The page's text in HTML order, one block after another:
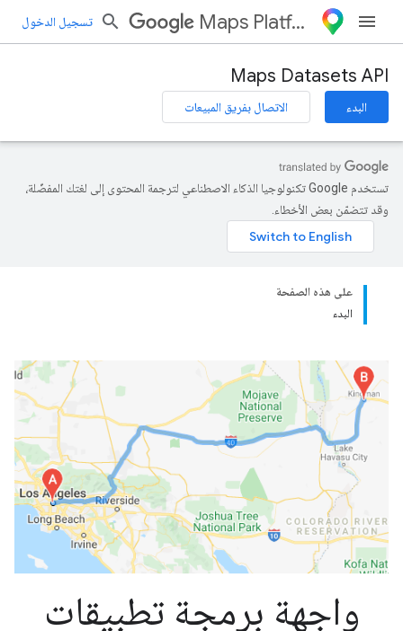
Maps Platform تسجيل الدخول
Maps Datasets API
البدء الاتصال بفريق المبيعات
تستخدم Google تكنولوجيا الذكاء الاصطناعي لترجمة المحتوى إلى لغتك المفضّلة،
وقد تتضمّن بعض الأخطاء.
على هذه الصفحة
البدء
واجهة برمجة تطبيقات